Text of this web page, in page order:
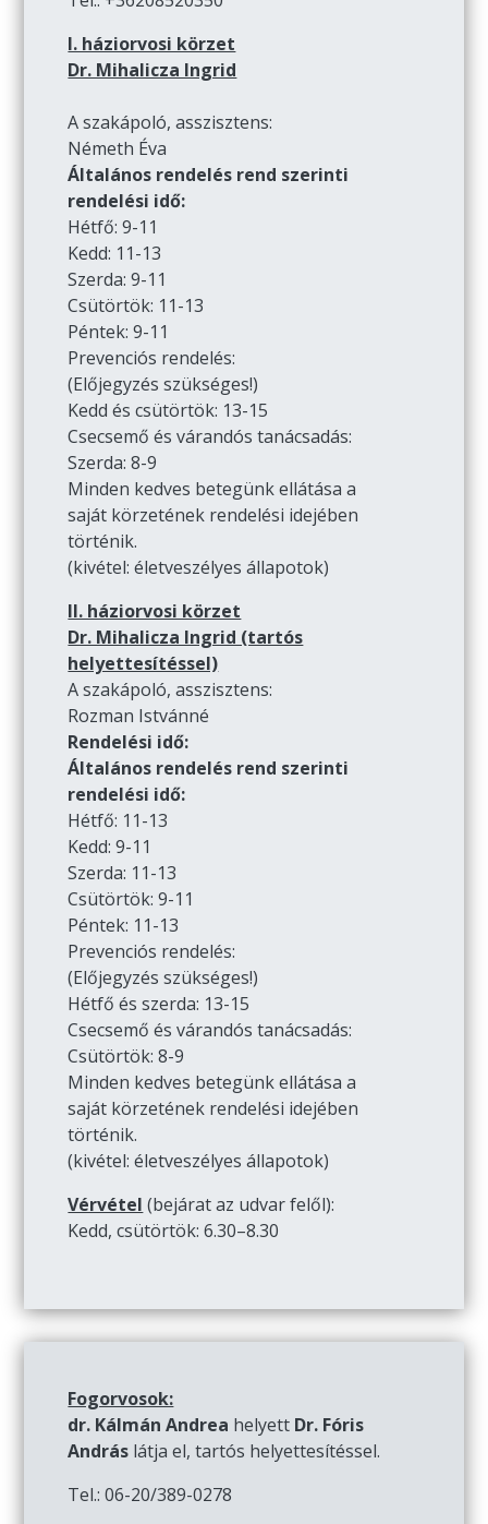
I. háziorvosi körzet
Dr. Mihalicza Ingrid
A szakápoló, asszisztens:
Németh Éva
Általános rendelés rend szerinti
rendelési idő:
Hétfő: 9-11
Kedd: 11-13
Szerda: 9-11
Csütörtök: 11-13
Péntek: 9-11
Prevenciós rendelés:
(Előjegyzés szükséges!)
Kedd és csütörtök: 13-15
Csecsemő és várandós tanácsadás:
Szerda: 8-9
Minden kedves betegünk ellátása a
saját körzetének rendelési idejében
történik.
(kivétel: életveszélyes állapotok)
II. háziorvosi körzet
Dr. Mihalicza Ingrid (tartós
helyettesítéssel)
A szakápoló, asszisztens:
Rozman Istvánné
Rendelési idő:
Általános rendelés rend szerinti
rendelési idő:
Hétfő: 11-13
Kedd: 9-11
Szerda: 11-13
Csütörtök: 9-11
Péntek: 11-13
Prevenciós rendelés:
(Előjegyzés szükséges!)
Hétfő és szerda: 13-15
Csecsemő és várandós tanácsadás:
Csütörtök: 8-9
Minden kedves betegünk ellátása a
saját körzetének rendelési idejében
történik.
(kivétel: életveszélyes állapotok)
Vérvétel (bejárat az udvar felől):
Kedd, csütörtök: 6.30–8.30
Fogorvosok:
dr. Kálmán Andrea helyett Dr. Fóris
András látja el, tartós helyettesítéssel.
Tel.: 06-20/389-0278